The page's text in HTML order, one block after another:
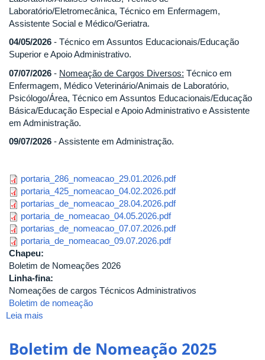
Laboratório/Eletromecânica, Técnico em Enfermagem,
Assistente Social e Médico/Geriatra.
04/05/2026 - Técnico em Assuntos Educacionais/Educação
Superior e Apoio Administrativo.
07/07/2026 - Nomeação de Cargos Diversos: Técnico em
Enfermagem, Médico Veterinário/Animais de Laboratório,
Psicólogo/Área, Técnico em Assuntos Educacionais/Educação
Básica/Educação Especial e Apoio Administrativo e Assistente
em Administração.
09/07/2026 - Assistente em Administração.
portaria_286_nomeacao_29.01.2026.pdf
portaria_425_nomeacao_04.02.2026.pdf
portarias_de_nomeacao_28.04.2026.pdf
portaria_de_nomeacao_04.05.2026.pdf
portarias_de_nomeacao_07.07.2026.pdf
portaria_de_nomeacao_09.07.2026.pdf
Chapeu:
Boletim de Nomeações 2026
Linha-fina:
Nomeações de cargos Técnicos Administrativos
Boletim de nomeação
Leia mais
Nomeações
Boletim de Nomeação 2025